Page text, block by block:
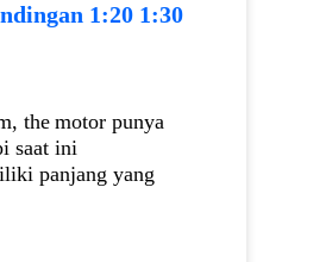
1:20 1:30
the motor punya
saat ini
panjang yang